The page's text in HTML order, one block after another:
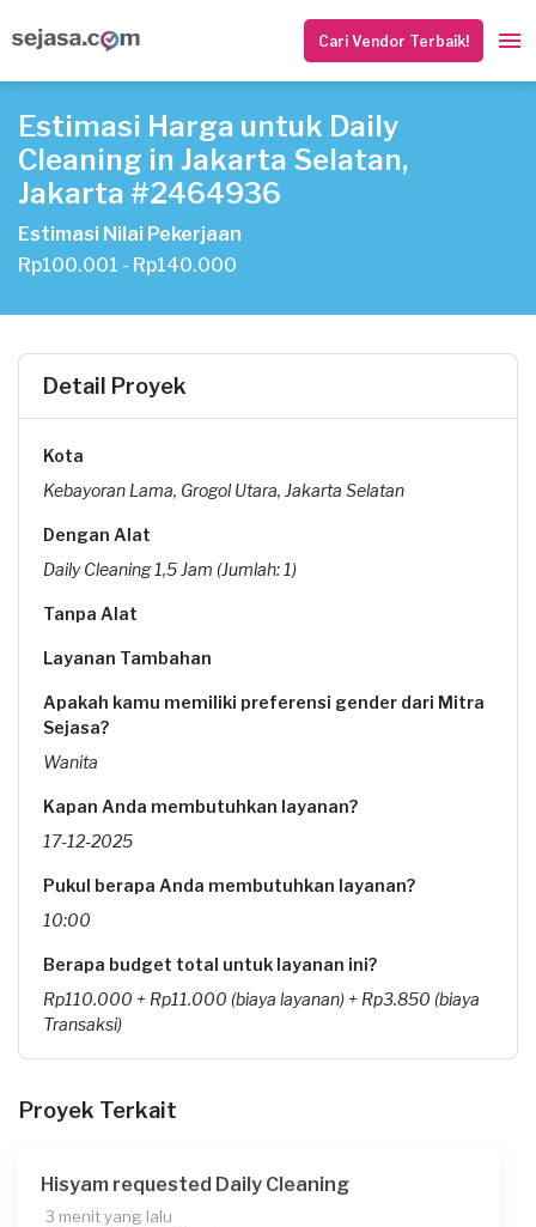
Cari Vendor Terbaik!
Estimasi Harga untuk Daily
Cleaning in Jakarta Selatan,
Jakarta #2464936
Estimasi Nilai Pekerjaan
Rp100.001 - Rp140.000
Detail Proyek
Kota
Kebayoran Lama, Grogol Utara, Jakarta Selatan
Dengan Alat
Daily Cleaning 1,5 Jam (Jumlah: 1)
Tanpa Alat
Layanan Tambahan
Apakah kamu memiliki preferensi gender dari Mitra
Sejasa?
Wanita
Kapan Anda membutuhkan layanan?
17-12-2025
Pukul berapa Anda membutuhkan layanan?
10:00
Berapa budget total untuk layanan ini?
Rp110.000 + Rp11.000 (biaya layanan) + Rp3.850 (biaya
Transaksi)
sapu pel dan lap kca serta lap semua barang* (rak, dll) ini
toko ya bkn rmh
Proyek Terkait
Hisyam requested Daily Cleaning
3 menit yang lalu